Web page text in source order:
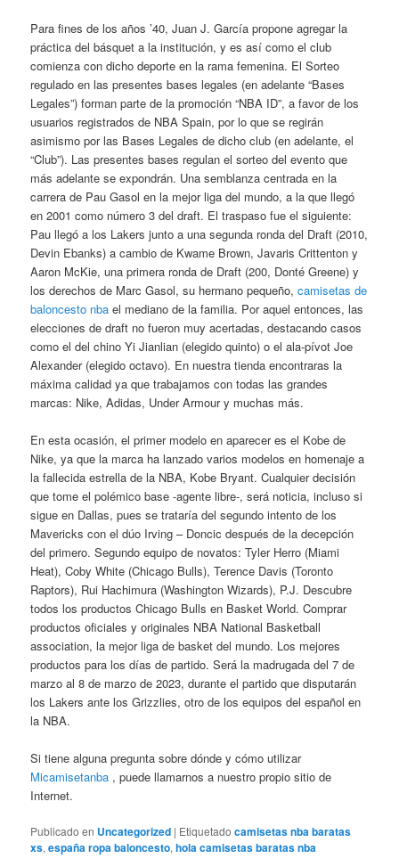
Para fines de los años ’40, Juan J. García propone agregar la
práctica del básquet a la institución, y es así como el club
comienza con dicho deporte en la rama femenina. El Sorteo
regulado en las presentes bases legales (en adelante “Bases
Legales”) forman parte de la promoción “NBA ID”, a favor de los
usuarios registrados de NBA Spain, por lo que se regirán
asimismo por las Bases Legales de dicho club (en adelante, el
“Club”). Las presentes bases regulan el sorteo del evento que
más adelante se expondrán. Una semblanza centrada en la
carrera de Pau Gasol en la mejor liga del mundo, a la que llegó
en 2001 como número 3 del draft. El traspaso fue el siguiente:
Pau llegó a los Lakers junto a una segunda ronda del Draft (2010,
Devin Ebanks) a cambio de Kwame Brown, Javaris Crittenton y
Aaron McKie, una primera ronda de Draft (200, Donté Greene) y
los derechos de Marc Gasol, su hermano pequeño,camisetas de
baloncesto nba el mediano de la familia. Por aquel entonces, las
elecciones de draft no fueron muy acertadas, destacando casos
como el del chino Yi Jianlian (elegido quinto) o el ala-pívot Joe
Alexander (elegido octavo). En nuestra tienda encontraras la
máxima calidad ya que trabajamos con todas las grandes
marcas: Nike, Adidas, Under Armour y muchas más.
En esta ocasión, el primer modelo en aparecer es el Kobe de
Nike, ya que la marca ha lanzado varios modelos en homenaje a
la fallecida estrella de la NBA, Kobe Bryant. Cualquier decisión
que tome el polémico base -agente libre-, será noticia, incluso si
sigue en Dallas, pues se trataría del segundo intento de los
Mavericks con el dúo Irving – Doncic después de la decepción
del primero. Segundo equipo de novatos: Tyler Herro (Miami
Heat), Coby White (Chicago Bulls), Terence Davis (Toronto
Raptors), Rui Hachimura (Washington Wizards), P.J. Descubre
todos los productos Chicago Bulls en Basket World. Comprar
productos oficiales y originales NBA National Basketball
association, la mejor liga de basket del mundo. Los mejores
productos para los días de partido. Será la madrugada del 7 de
marzo al 8 de marzo de 2023, durante el partido que disputarán
los Lakers ante los Grizzlies, otro de los equipos del español en
la NBA.
Si tiene alguna pregunta sobre dónde y cómo utilizar
Micamisetanba , puede llamarnos a nuestro propio sitio de
Internet.
Publicado en Uncategorized | Etiquetado camisetas nba baratas
xs,españa ropa baloncesto,hola camisetas baratas nba